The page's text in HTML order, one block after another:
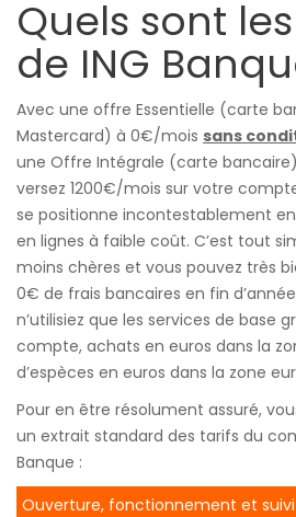
Quels sont
de ING
Avec une offre Essentielle (carte
Mastercard) à 0€/mois sans
une Offre Intégrale (carte
versez 1200€/mois sur votre
se positionne incontestablement
en lignes à faible coût. C’est tout
moins chères et vous pouvez très
0€ de frais bancaires en fin
n’utilisiez que les services de base
compte, achats en euros dans la
d’espèces en euros dans la zone
Pour en être résolument assuré,
un extrait standard des tarifs du
Banque :
Ouverture, fonctionnement et